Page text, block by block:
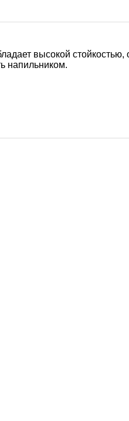
высокой стойкостью,
напильником.